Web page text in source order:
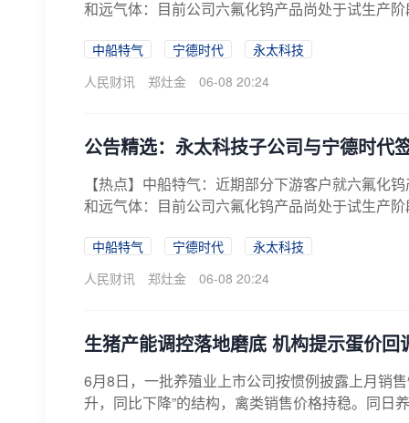
和远气体：目前公司六氟化钨产品尚处于试生产
中船特气 宁德时代
永太科技
人民财讯
郑灶金 06-08 20:24
公告精选：永太科技子公司与宁德时代
【热点】中船特气：近期部分下游客户就六氟化
和远气体：目前公司六氟化钨产品尚处于试生产
中船特气 宁德时代
永太科技
人民财讯
郑灶金 06-08 20:24
生猪产能调控落地磨底 机构提示蛋价回
6月8日，一批养殖业上市公司按惯例披露上月销
升，同比下降”的结构，禽类销售价格持稳。同日